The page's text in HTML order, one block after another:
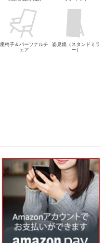
座椅子＆パーソナルチ
ェア
姿見鏡（スタンドミラ
ー）